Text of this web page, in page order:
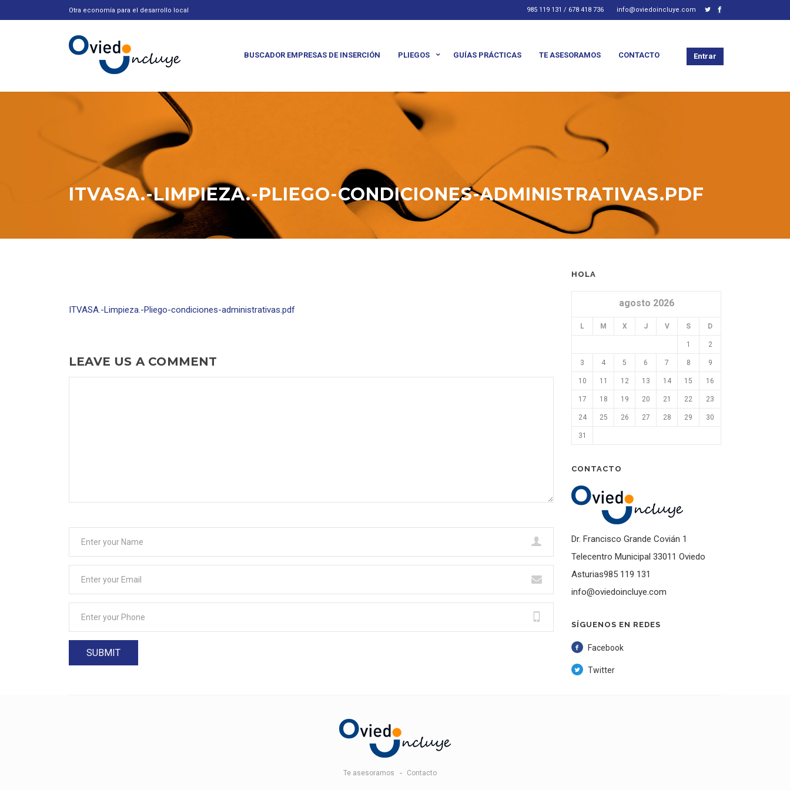
Otra economía para el desarrollo local 985 119 131 / 678 418 736 info@oviedoincluye.com
BUSCADOR EMPRESAS DE INSERCIÓN PLIEGOS GUÍAS PRÁCTICAS TE ASESORAMOS CONTACTO Entrar
ITVASA.-LIMPIEZA.-PLIEGO-CONDICIONES-ADMINISTRATIVAS.PDF
ITVASA.-Limpieza.-Pliego-condiciones-administrativas.pdf
LEAVE US A COMMENT
HOLA
agosto 2026
L M X J V S D
1 2
3 4 5 6 7 8 9
10 11 12 13 14 15 16
17 18 19 20 21 22 23
24 25 26 27 28 29 30
31
CONTACTO
Dr. Francisco Grande Covián 1
Telecentro Municipal 33011 Oviedo
Asturias985 119 131
info@oviedoincluye.com
SÍGUENOS EN REDES
Facebook
Twitter
Te asesoramos Contacto